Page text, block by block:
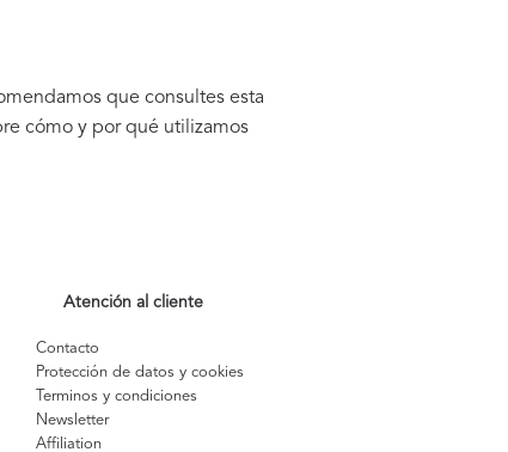
que consultes esta
cómo y por qué utilizamos
Atención al cliente
Contacto
Protección de datos y cookies
Terminos y condiciones
Newsletter
Affiliation